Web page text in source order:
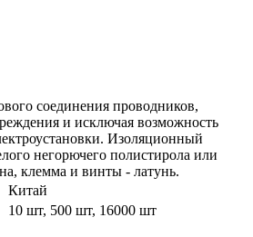
соединения проводников,
и исключая возможность
Изоляционный
негорючего полистирола или
клемма и винты - латунь.
Китай
10 шт, 500 шт, 16000 шт